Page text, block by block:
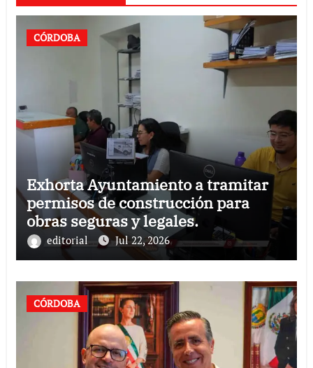
CÓRDOBA
Exhorta Ayuntamiento a tramitar
permisos de construcción para
obras seguras y legales.
editorial Jul 22, 2026
CÓRDOBA